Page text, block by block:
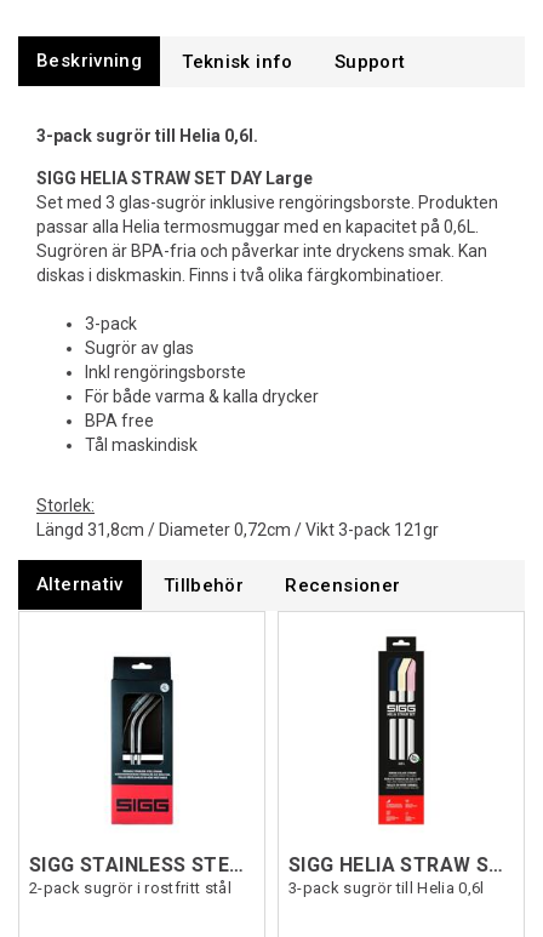
Beskrivning Support
3-pack sugrör till Helia 0,6l.
SIGG HELIA STRAW SET DAY Large
Set med 3 glas-sugrör inklusive rengöringsborste. Produkten
passar alla Helia termosmuggar med en kapacitet på 0,6L.
Sugrören är BPA-fria och påverkar inte dryckens smak. Kan
diskas i diskmaskin. Finns i två olika färgkombinatioer.
3-pack
Sugrör av glas
Inkl rengöringsborste
För både varma & kalla drycker
BPA free
Tål maskindisk
Storlek:
Längd 31,8cm / Diameter 0,72cm / Vikt 3-pack 121gr
Alternativ Tillbehör Recensioner
SIGG STAINLESS STEEL STRAW SET 2-p
2-pack sugrör i rostfritt stål
SIGG HELIA STRAW SET NIGHT Large
3-pack sugrör till Helia 0,6l